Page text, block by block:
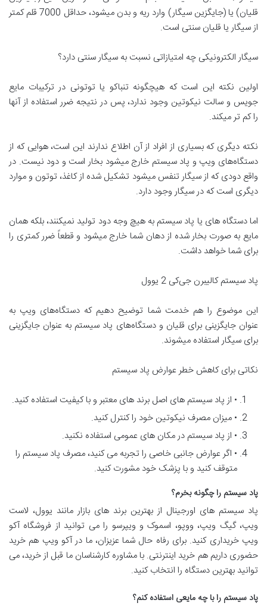
قلیان) یا (جایگزین سیگار) وارد ریه و بدن میشود، حداقل 7000 قلم کمتر
از سیگار یا قلیان سنتی است.
سیگار الکترونیکی چه امتیازاتی نسبت به سیگار سنتی دارد؟
اولین نکته این است که هیچگونه تنباکو یا توتونی در ترکیبات مایع
جویس و سالت نیکوتین وجود ندارد، پس در نتیجه ضرر استفاده از آنها
را کم تر میکند.
نکته دیگری که بسیاری از افراد از آن اطلاع ندارند این است، هوایی که از
دستگاه‌های ویپ و پاد سیستم خارج میشود بخار است و دود نیست. در
واقع دودی که از سیگار تنفس میشود تشکیل شده از کاغذ، توتون و موارد
دیگری است که در سیگار وجود دارد.
اما دستگاه های یا پاد سیستم به هیچ وجه دود تولید نمیکنند، بلکه همان
مایع به صورت بخار شده از دهان شما خارج میشود و قطعاً ضرر کمتری را
برای شما خواهد داشت.
پاد سیستم کالیبرن جی‌کی 2 یوول
این موضوع را هم خدمت شما توضیح دهیم که دستگاه‌های ویپ به
عنوان جایگزینی برای قلیان و دستگاه‌های پاد سیستم به عنوان جایگزینی
برای سیگار استفاده میشوند.
نکاتی برای کاهش خطر عوارض پاد سیستم
• از پاد سیستم های اصل برند های معتبر و با کیفیت استفاده کنید.
• میزان مصرف نیکوتین خود را کنترل کنید.
• از پاد سیستم در مکان های عمومی استفاده نکنید.
• اگر عوارض جانبی خاصی را تجربه می کنید، مصرف پاد سیستم را
متوقف کنید و با پزشک خود مشورت کنید.
پاد سیستم را چگونه بخرم؟
پاد سیستم های اورجینال از بهترین برند های بازار مانند یوول، لاست
ویپ، گیگ ویپ، ووپو، اسموک و ویپرسو را می توانید از فروشگاه آکو
ویپ خریداری کنید. برای رفاه حال شما عزیزان، ما در آکو ویپ هم خرید
حضوری داریم هم خرید اینترنتی. با مشاوره کارشناسان ما قبل از خرید، می
توانید بهترین دستگاه را انتخاب کنید.
پاد سیستم را با چه مایعی استفاده کنم؟